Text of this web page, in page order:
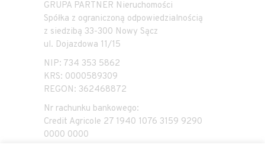
GRUPA PARTNER Nieruchomości
Spółka z ograniczoną odpowiedzialnością
z siedzibą 33-300 Nowy Sącz
ul. Dojazdowa 11/15
NIP: 734 353 5862
KRS: 0000589309
REGON: 362468872
Nr rachunku bankowego:
Credit Agricole 27 1940 1076 3159 9290
0000 0000